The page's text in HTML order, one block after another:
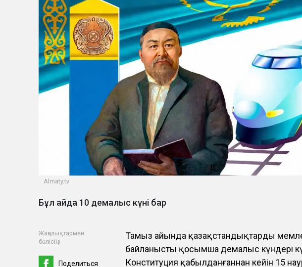
Almaty.tv
Бұл айда 10 демалыс күні бар
Жаңалықтармен
бөлісіңіз
Поделиться
Тамыз айында қазақстандықтарды
байланысты қосымша демалыс күндері
Конституция қабылданғаннан кейін 15